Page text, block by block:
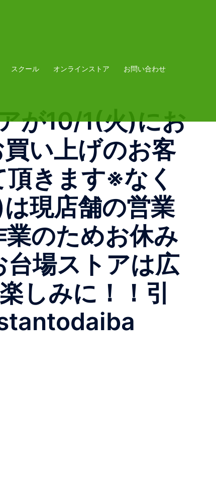
スクール オンラインストア お問い合わせ
が10/1(火)にお
い上げのお客
きます※なく
現店舗の営業
のためお休み
場ストアは広
しみに！！引